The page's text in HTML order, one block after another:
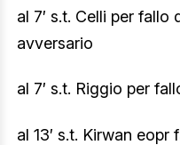
al 7′ s.t. Celli per fallo
avversario
al 7′ s.t. Riggio per
al 13′ s.t. Kirwan eopr